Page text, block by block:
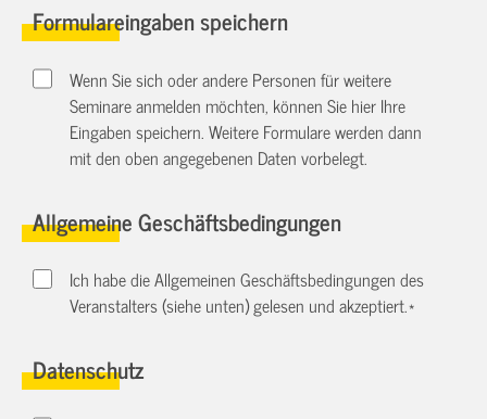
Formulareingaben speichern
Wenn Sie sich oder andere Personen für weitere
Seminare anmelden möchten, können Sie hier Ihre
Eingaben speichern. Weitere Formulare werden dann
mit den oben angegebenen Daten vorbelegt.
Allgemeine Geschäftsbedingungen
Ich habe die Allgemeinen Geschäftsbedingungen des
Veranstalters (siehe unten) gelesen und akzeptiert.*
Datenschutz